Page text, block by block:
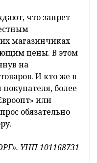
что запрет
магазинчиках
цены. В этом
на
И кто же в
более
или
обязательно
УНП 101168731